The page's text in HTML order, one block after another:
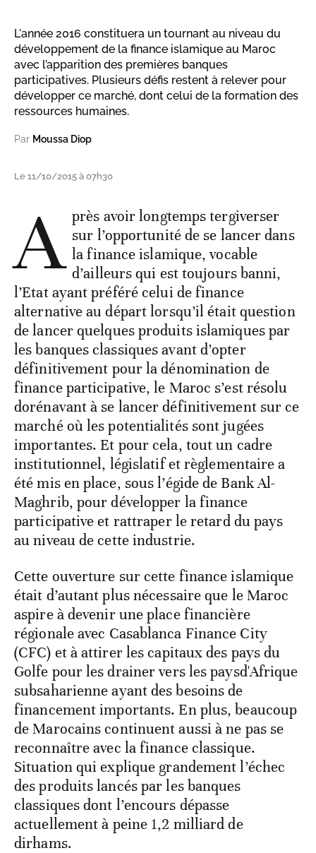
L'année 2016 constituera un tournant au niveau du
développement de la finance islamique au Maroc
avec l’apparition des premières banques
participatives. Plusieurs défis restent à relever pour
développer ce marché, dont celui de la formation des
ressources humaines.
Par Moussa Diop
Le 11/10/2015 à 07h30
A près avoir longtemps tergiverser
sur l’opportunité de se lancer dans
la finance islamique, vocable
d’ailleurs qui est toujours banni,
l’Etat ayant préféré celui de finance
alternative au départ lorsqu’il était question
de lancer quelques produits islamiques par
les banques classiques avant d’opter
définitivement pour la dénomination de
finance participative, le Maroc s’est résolu
dorénavant à se lancer définitivement sur ce
marché où les potentialités sont jugées
importantes. Et pour cela, tout un cadre
institutionnel, législatif et règlementaire a
été mis en place, sous l’égide de Bank Al-
Maghrib, pour développer la finance
participative et rattraper le retard du pays
au niveau de cette industrie.
Cette ouverture sur cette finance islamique
était d’autant plus nécessaire que le Maroc
aspire à devenir une place financière
régionale avec Casablanca Finance City
(CFC) et à attirer les capitaux des pays du
Golfe pour les drainer vers les paysd'Afrique
subsaharienne ayant des besoins de
financement importants. En plus, beaucoup
de Marocains continuent aussi à ne pas se
reconnaître avec la finance classique.
Situation qui explique grandement l’échec
des produits lancés par les banques
classiques dont l’encours dépasse
actuellement à peine 1,2 milliard de
dirhams.